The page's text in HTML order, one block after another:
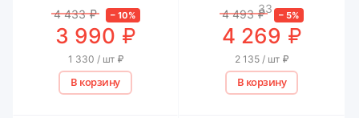
4 433 ₽ – 10%
3 990 ₽
1 330 / шт ₽
В корзину
33
4 493 ₽ – 5%
4 269 ₽
2 135 / шт ₽
В корзину